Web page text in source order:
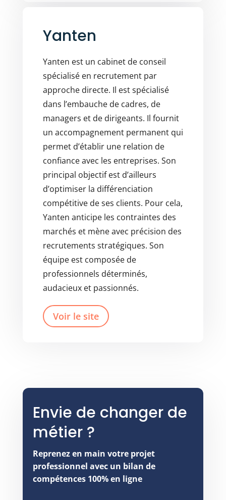
Yanten
Yanten est un cabinet de conseil
spécialisé en recrutement par
approche directe. Il est spécialisé
dans l’embauche de cadres, de
managers et de dirigeants. Il fournit
un accompagnement permanent qui
permet d’établir une relation de
confiance avec les entreprises. Son
principal objectif est d’ailleurs
d’optimiser la différenciation
compétitive de ses clients. Pour cela,
Yanten anticipe les contraintes des
marchés et mène avec précision des
recrutements stratégiques. Son
équipe est composée de
professionnels déterminés,
audacieux et passionnés.
Voir le site
Envie de changer de
métier ?
Reprenez en main votre projet
professionnel avec un bilan de
compétences 100% en ligne